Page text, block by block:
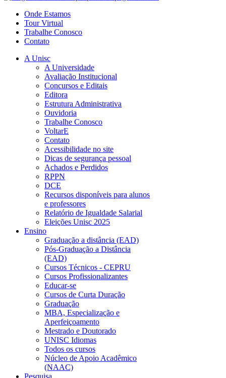
Onde Estamos
Tour Virtual
Trabalhe Conosco
Contato
A Unisc
A Universidade
Avaliação Institucional
Concursos e Editais
Editora
Estrutura Administrativa
Ouvidoria
Trabalhe Conosco
VoltarE
Contato
Acessibilidade no site
Dicas de segurança pessoal
Achados e Perdidos
RPPN
DCE
Recursos disponíveis para alunos
e professores
Relatório de Igualdade Salarial
Eleições Unisc 2025
Ensino
Graduação a distância (EAD)
Pós-Graduação a Distância
(EAD)
Cursos Técnicos - CEPRU
Cursos Profissionalizantes
Educar-se
Cursos de Curta Duração
Graduação
MBA, Especialização e
Aperfeiçoamento
Mestrado e Doutorado
UNISC Idiomas
Todos os cursos
Núcleo de Apoio Acadêmico
(NAAC)
Pesquisa